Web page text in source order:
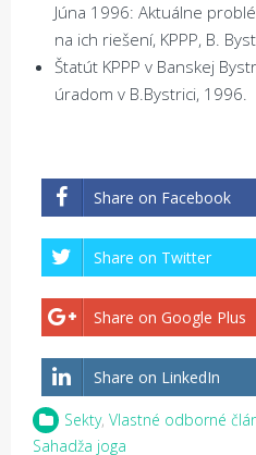
Júna 1996: Aktuálne
na ich riešení, KPPP, B.
Štatút KPPP v Banskej
úradom v B.Bystrici, 1996.
Share on Facebook
Share on Twitter
Share on Google Plus
Share on LinkedIn
Sekty, Vlastné odborné
Sahadža joga